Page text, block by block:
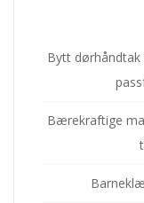
Bytt
Bærekraftige